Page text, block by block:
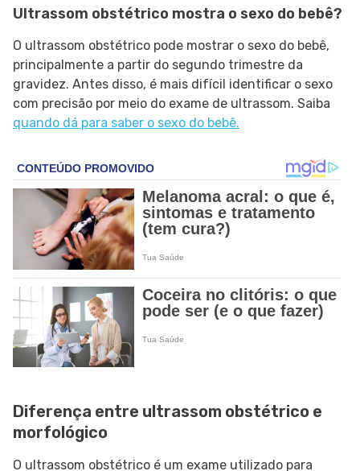
Ultrassom obstétrico mostra o sexo do bebê?
O ultrassom obstétrico pode mostrar o sexo do bebê,
principalmente a partir do segundo trimestre da
gravidez. Antes disso, é mais difícil identificar o sexo
com precisão por meio do exame de ultrassom. Saiba
quando dá para saber o sexo do bebê.
Diferença entre ultrassom obstétrico e
morfológico
O ultrassom obstétrico é um exame utilizado para